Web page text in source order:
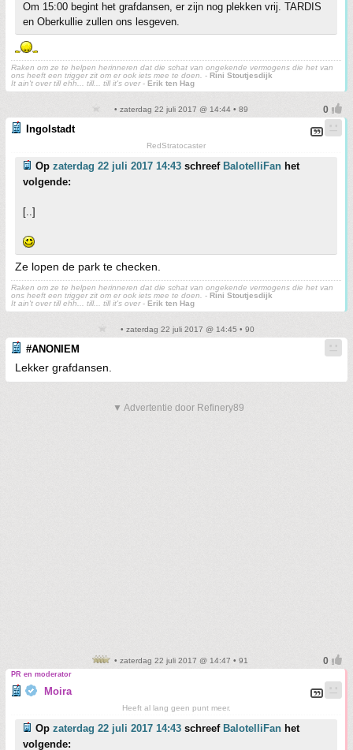
Om 15:00 begint het grafdansen, er zijn nog plekken vrij. TARDIS
en Oberkullie zullen ons lesgeven.
Raken om ze te helpen herinneren dat die schat van ongekende vermogens die het van
ons heeft een trigger zit om er ook iets mee te doen.
- Rini Stoutjesdijk
It ain't over till ehh... till... till it's over- Erik ten Hag
• zaterdag 22 juli 2017 @ 14:44 • 89
Ingolstadt
RedStratocaster
Op zaterdag 22 juli 2017 14:43 schreef BalotelliFan het
volgende:
[..]
Ze lopen de park te checken.
Raken om ze te helpen herinneren dat die schat van ongekende vermogens die het van
ons heeft een trigger zit om er ook iets mee te doen.
- Rini Stoutjesdijk
It ain't over till ehh... till... till it's over- Erik ten Hag
• zaterdag 22 juli 2017 @ 14:45 • 90
#ANONIEM
Lekker grafdansen.
▼ Advertentie door Refinery89
• zaterdag 22 juli 2017 @ 14:47 • 91
PR en moderator
Moira
Heeft al lang geen punt meer.
Op zaterdag 22 juli 2017 14:43 schreef BalotelliFan het
volgende: